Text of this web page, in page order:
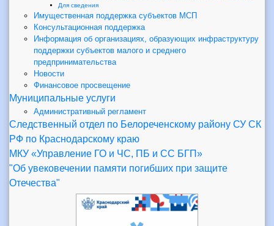
Для сведения
Имущественная поддержка субъектов МСП
Консультационная поддержка
Информация об организациях, образующих инфраструктуру
поддержки субъектов малого и среднего
предпринимательства
Новости
Финансовое просвещение
Муниципальные услуги
Административный регламент
Следственный отдел по Белореченскому району СУ СК
РФ по Краснодарскому краю
МКУ «Управление ГО и ЧС, ПБ и СС БГП»
"Об увековечении памяти погибших при защите
Отечества"